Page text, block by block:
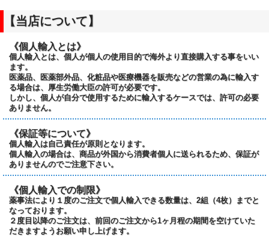
【当店について】
《個人輸入とは》
個人輸入とは、個人が個人の使用目的で海外より直接購入する事をいい
ます。
医薬品、医薬部外品、化粧品や医療機器を販売などの営業の為に輸入す
る場合は、厚生労働大臣の許可が必要です。
しかし、個人が自分で使用するために輸入するケースでは、許可の必要
ありません。
《保証等について》
個人輸入は自己責任が原則となります。
個人輸入の場合は、商品が外国から消費者個人に送られるため、保証が
ありませんのでご注意下さい。
《個人輸入での制限》
薬事法により１度のご注文で個人輸入できる数量は、2組（4枚）までと
なっております。
２度目以降のご注文は、前回のご注文から1ヶ月程の期間を空けていた
だきますようお願い申し上げます。